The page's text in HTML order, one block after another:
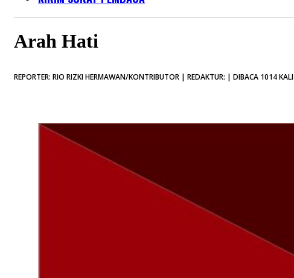
Arah Hati
REPORTER: RIO RIZKI HERMAWAN/KONTRIBUTOR | REDAKTUR: | DIBACA 1014 KALI